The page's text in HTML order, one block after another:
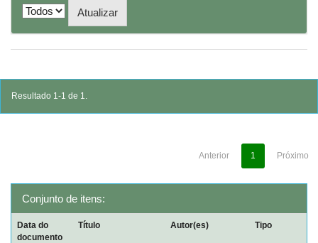
Resultado 1-1 de 1.
Anterior 1 Próximo
Conjunto de itens:
Data do
documento
Título Autor(es) Tipo